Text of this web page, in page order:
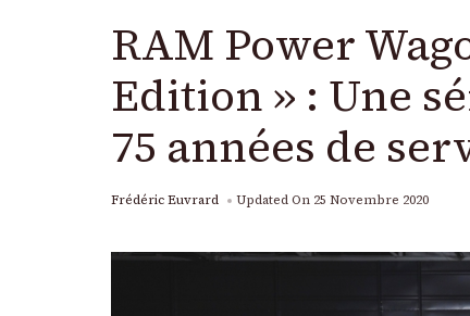
RAM Power
Edition » : Une
75 années de
Frédéric Euvrard Updated On 25 Novembre 2020